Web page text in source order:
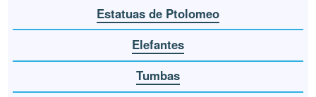
Estatuas de Ptolomeo
Elefantes
Tumbas